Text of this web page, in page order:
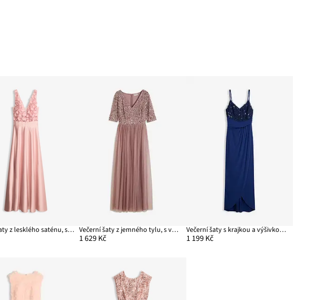
Večerní šaty z lesklého saténu, s květinovou aplikací Večerní šaty z jemného tylu, s výšivkou s flitry
1 629 Kč
Večerní šaty s krajkou a výšivkou s flitry
1 199 Kč